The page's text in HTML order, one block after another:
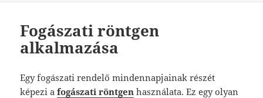
Fogászati röntgen
alkalmazása
Egy fogászati rendelő mindennapjainak részét
képezi afogászati röntgen használata. Ez egy olyan